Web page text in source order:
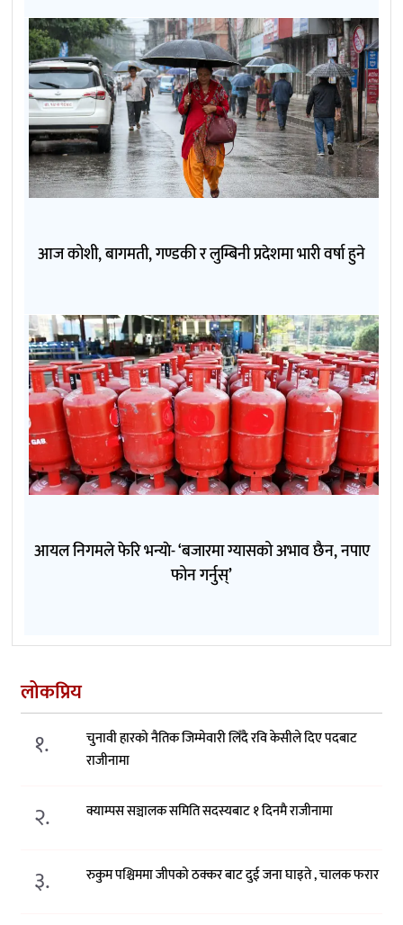
आज कोशी, बागमती, गण्डकी र लुम्बिनी प्रदेशमा भारी वर्षा हुने
आयल निगमले फेरि भन्याे- ‘बजारमा ग्यासको अभाव छैन, नपाए
फोन गर्नुस्’
लोकप्रिय
१.
चुनावी हारको नैतिक जिम्मेवारी लिँदै रवि केसीले दिए पदबाट
राजीनामा
२. क्याम्पस सञ्चालक समिति सदस्यबाट १ दिनमै राजीनामा
३. रुकुम पश्चिममा जीपको ठक्कर बाट दुई जना घाइते , चालक फरार